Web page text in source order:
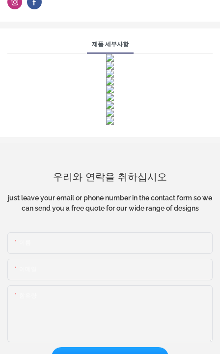
제품 세부사항
우리와 연락을 취하십시오
just leave your email or phone number in the contact form so we
can send you a free quote for our wide range of designs